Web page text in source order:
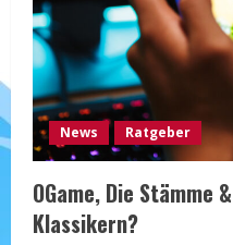
a
d
i
n
g
News Ratgeber
OGame, Die Stämme
Klassikern?